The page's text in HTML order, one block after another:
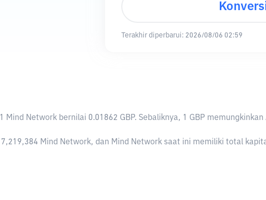
Terakhir diperbarui: 2026/08/06 02:59
Mind Network bernilai 0.01862 GBP. Sebaliknya, 1 GBP
Mind Network, dan Mind Network saat ini memiliki total